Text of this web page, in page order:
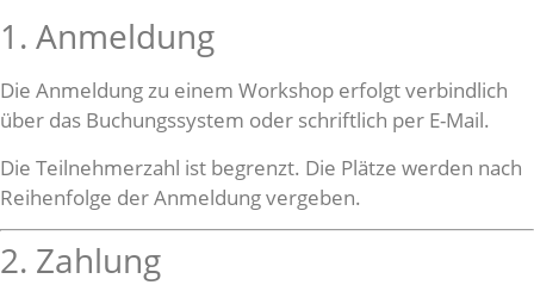
1. Anmeldung
Die Anmeldung zu einem Workshop erfolgt verbindlich
über das Buchungssystem oder schriftlich per E-Mail.
Die Teilnehmerzahl ist begrenzt. Die Plätze werden nach
Reihenfolge der Anmeldung vergeben.
2. Zahlung